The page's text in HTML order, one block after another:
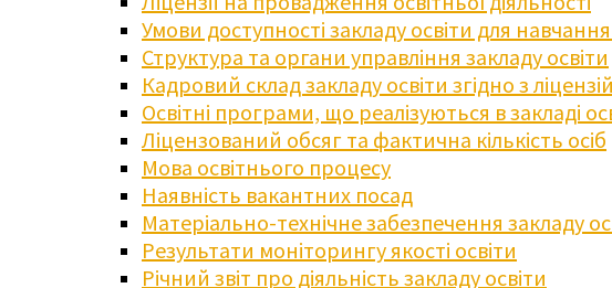
Умови доступності закладу освіти для
Структура та органи управління закладу освіти
Кадровий склад закладу освіти згідно з
Освітні програми, що реалізуються в закладі
Ліцензований обсяг та фактична кількість осіб
Мова освітнього процесу
Наявність вакантних посад
Матеріально-технічне забезпечення закладу
Результати моніторингу якості освіти
Річний звіт про діяльність закладу освіти